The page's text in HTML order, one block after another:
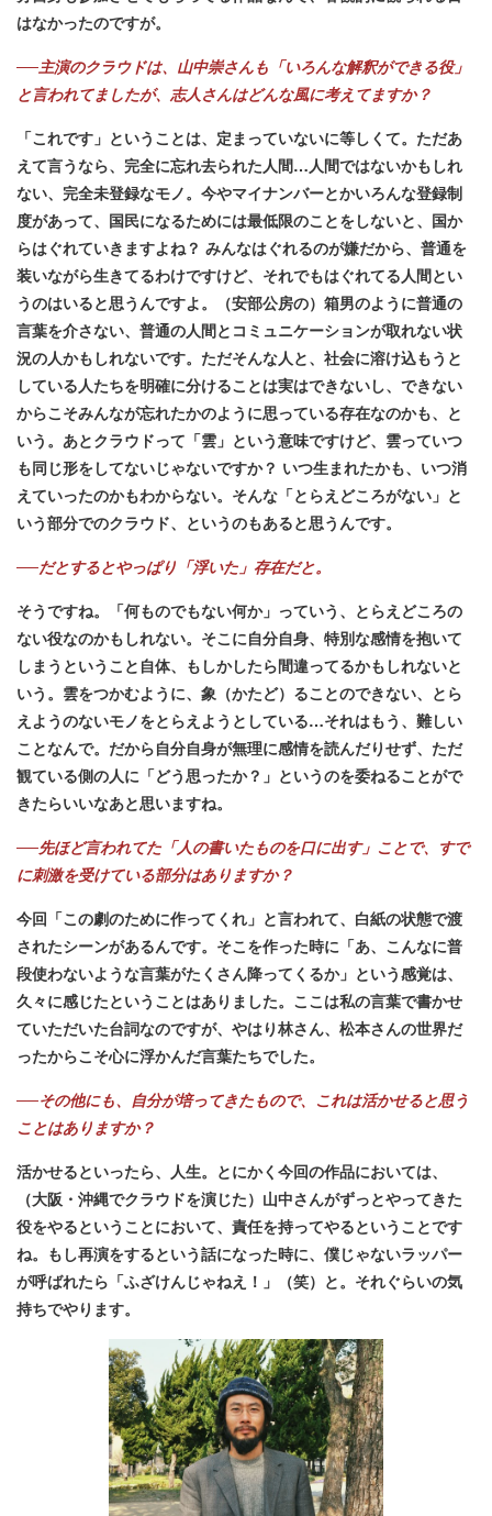
はなかったのですが。
──主演のクラウドは、山中崇さんも「いろんな解釈ができる役」
と言われてましたが、志人さんはどんな風に考えてますか？
「これです」ということは、定まっていないに等しくて。ただあ
えて言うなら、完全に忘れ去られた人間…人間ではないかもしれ
ない、完全未登録なモノ。今やマイナンバーとかいろんな登録制
度があって、国民になるためには最低限のことをしないと、国か
らはぐれていきますよね？ みんなはぐれるのが嫌だから、普通を
装いながら生きてるわけですけど、それでもはぐれてる人間とい
うのはいると思うんですよ。（安部公房の）箱男のように普通の
言葉を介さない、普通の人間とコミュニケーションが取れない状
況の人かもしれないです。ただそんな人と、社会に溶け込もうと
している人たちを明確に分けることは実はできないし、できない
からこそみんなが忘れたかのように思っている存在なのかも、と
いう。あとクラウドって「雲」という意味ですけど、雲っていつ
も同じ形をしてないじゃないですか？ いつ生まれたかも、いつ消
えていったのかもわからない。そんな「とらえどころがない」と
いう部分でのクラウド、というのもあると思うんです。
──だとするとやっぱり「浮いた」存在だと。
そうですね。「何ものでもない何か」っていう、とらえどころの
ない役なのかもしれない。そこに自分自身、特別な感情を抱いて
しまうということ自体、もしかしたら間違ってるかもしれないと
いう。雲をつかむように、象（かたど）ることのできない、とら
えようのないモノをとらえようとしている…それはもう、難しい
ことなんで。だから自分自身が無理に感情を読んだりせず、ただ
観ている側の人に「どう思ったか？」というのを委ねることがで
きたらいいなあと思いますね。
──先ほど言われてた「人の書いたものを口に出す」ことで、すで
に刺激を受けている部分はありますか？
今回「この劇のために作ってくれ」と言われて、白紙の状態で渡
されたシーンがあるんです。そこを作った時に「あ、こんなに普
段使わないような言葉がたくさん降ってくるか」という感覚は、
久々に感じたということはありました。ここは私の言葉で書かせ
ていただいた台詞なのですが、やはり林さん、松本さんの世界だ
ったからこそ心に浮かんだ言葉たちでした。
──その他にも、自分が培ってきたもので、これは活かせると思う
ことはありますか？
活かせるといったら、人生。とにかく今回の作品においては、
（大阪・沖縄でクラウドを演じた）山中さんがずっとやってきた
役をやるということにおいて、責任を持ってやるということです
ね。もし再演をするという話になった時に、僕じゃないラッパー
が呼ばれたら「ふざけんじゃねえ！」（笑）と。それぐらいの気
持ちでやります。